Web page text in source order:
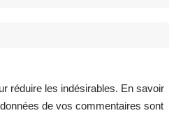
réduire les indésirables. En savoir
de vos commentaires sont